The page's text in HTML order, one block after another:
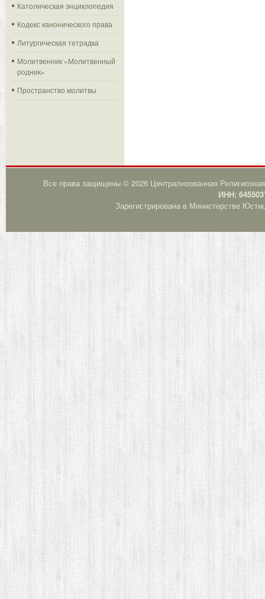
Католическая энциклопедия
Кодекс канонического права
Литургическая тетрадка
Молитвенник «Молитвенный
родник»
Пространство молитвы
Все права защищены © 2026 Централизованная
ИНН:
Зарегистрирована в Министерстве